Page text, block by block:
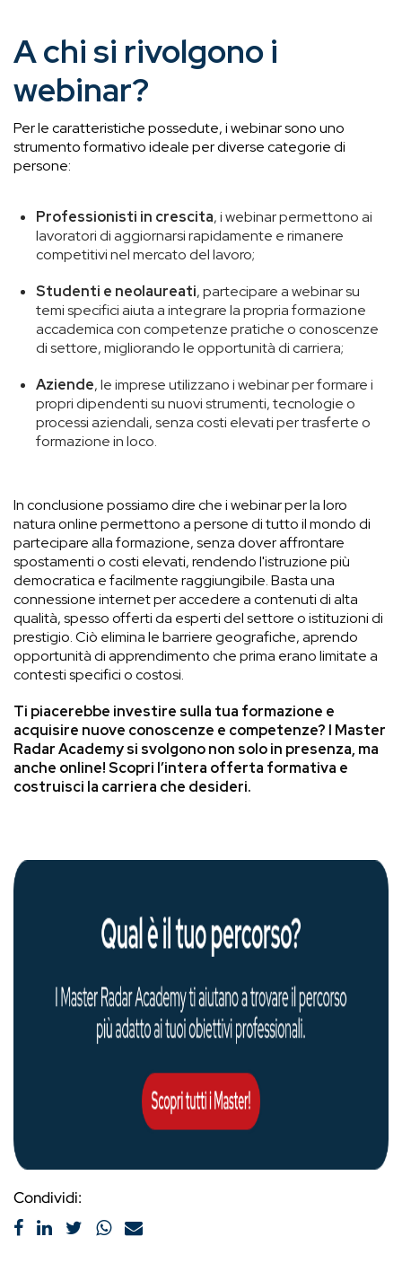
A chi si rivolgono i
webinar?
Per le caratteristiche possedute, i webinar sono uno
strumento formativo ideale per diverse categorie di
persone:
Professionisti in crescita, i webinar permettono ai
lavoratori di aggiornarsi rapidamente e rimanere
competitivi nel mercato del lavoro;
Studenti e neolaureati, partecipare a webinar su
temi specifici aiuta a integrare la propria formazione
accademica con competenze pratiche o conoscenze
di settore, migliorando le opportunità di carriera;
Aziende, le imprese utilizzano i webinar per formare i
propri dipendenti su nuovi strumenti, tecnologie o
processi aziendali, senza costi elevati per trasferte o
formazione in loco.
In conclusione possiamo dire che i webinar per la loro
natura online permettono a persone di tutto il mondo di
partecipare alla formazione, senza dover affrontare
spostamenti o costi elevati, rendendo l'istruzione più
democratica e facilmente raggiungibile. Basta una
connessione internet per accedere a contenuti di alta
qualità, spesso offerti da esperti del settore o istituzioni di
prestigio. Ciò elimina le barriere geografiche, aprendo
opportunità di apprendimento che prima erano limitate a
contesti specifici o costosi.
Ti piacerebbe investire sulla tua formazione e
acquisire nuove conoscenze e competenze? I Master
Radar Academy si svolgono non solo in presenza, ma
anche online! Scopri l’intera offerta formativa e
costruisci la carriera che desideri.
Condividi: